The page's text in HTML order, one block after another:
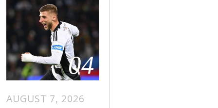
04
AUGUST 7, 2026